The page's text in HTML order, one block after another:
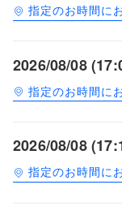
指定のお時間に
2026/08/08
指定のお時間に
2026/08/08
指定のお時間に